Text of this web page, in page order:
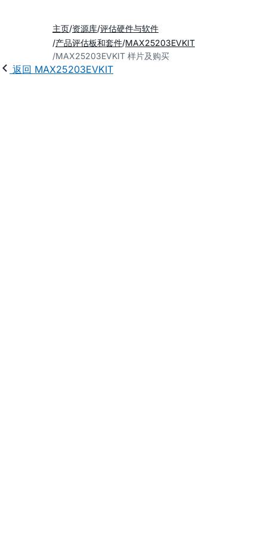
主页 资源库 评估硬件与软件
产品评估板和套件 MAX25203EVKIT
MAX25203EVKIT 样片及购买
返回 MAX25203EVKIT